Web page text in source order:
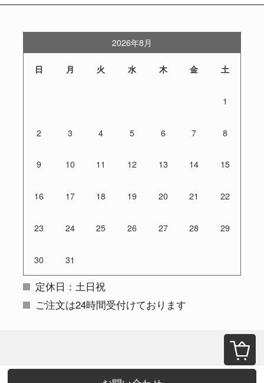
2026年8月
日 月 火 水 木 金 土
1
2 3 4 5 6 7 8
9 10 11 12 13 14 15
16 17 18 19 20 21 22
23 24 25 26 27 28 29
30 31
定休日：土日祝
ご注文は24時間受付けております